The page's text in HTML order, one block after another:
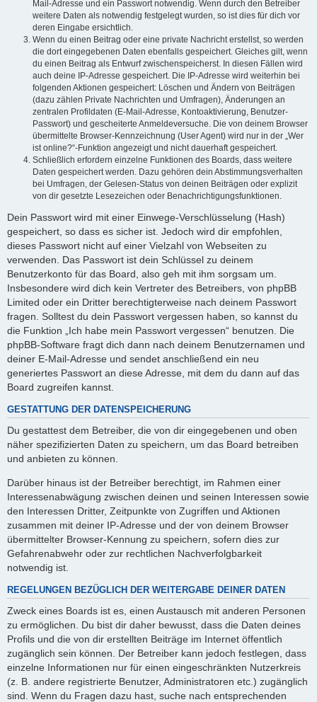
Mail-Adresse und ein Passwort notwendig. Wenn durch den Betreiber
weitere Daten als notwendig festgelegt wurden, so ist dies für dich vor
deren Eingabe ersichtlich.
Wenn du einen Beitrag oder eine private Nachricht erstellst, so werden
die dort eingegebenen Daten ebenfalls gespeichert. Gleiches gilt, wenn
du einen Beitrag als Entwurf zwischenspeicherst. In diesen Fällen wird
auch deine IP-Adresse gespeichert. Die IP-Adresse wird weiterhin bei
folgenden Aktionen gespeichert: Löschen und Ändern von Beiträgen
(dazu zählen Private Nachrichten und Umfragen), Änderungen an
zentralen Profildaten (E-Mail-Adresse, Kontoaktivierung, Benutzer-
Passwort) und gescheiterte Anmeldeversuche. Die von deinem Browser
übermittelte Browser-Kennzeichnung (User Agent) wird nur in der „Wer
ist online?“-Funktion angezeigt und nicht dauerhaft gespeichert.
Schließlich erfordern einzelne Funktionen des Boards, dass weitere
Daten gespeichert werden. Dazu gehören dein Abstimmungsverhalten
bei Umfragen, der Gelesen-Status von deinen Beiträgen oder explizit
von dir gesetzte Lesezeichen oder Benachrichtigungsfunktionen.
Dein Passwort wird mit einer Einwege-Verschlüsselung (Hash)
gespeichert, so dass es sicher ist. Jedoch wird dir empfohlen,
dieses Passwort nicht auf einer Vielzahl von Webseiten zu
verwenden. Das Passwort ist dein Schlüssel zu deinem
Benutzerkonto für das Board, also geh mit ihm sorgsam um.
Insbesondere wird dich kein Vertreter des Betreibers, von phpBB
Limited oder ein Dritter berechtigterweise nach deinem Passwort
fragen. Solltest du dein Passwort vergessen haben, so kannst du
die Funktion „Ich habe mein Passwort vergessen“ benutzen. Die
phpBB-Software fragt dich dann nach deinem Benutzernamen und
deiner E-Mail-Adresse und sendet anschließend ein neu
generiertes Passwort an diese Adresse, mit dem du dann auf das
Board zugreifen kannst.
GESTATTUNG DER DATENSPEICHERUNG
Du gestattest dem Betreiber, die von dir eingegebenen und oben
näher spezifizierten Daten zu speichern, um das Board betreiben
und anbieten zu können.
Darüber hinaus ist der Betreiber berechtigt, im Rahmen einer
Interessenabwägung zwischen deinen und seinen Interessen sowie
den Interessen Dritter, Zeitpunkte von Zugriffen und Aktionen
zusammen mit deiner IP-Adresse und der von deinem Browser
übermittelter Browser-Kennung zu speichern, sofern dies zur
Gefahrenabwehr oder zur rechtlichen Nachverfolgbarkeit
notwendig ist.
REGELUNGEN BEZÜGLICH DER WEITERGABE DEINER DATEN
Zweck eines Boards ist es, einen Austausch mit anderen Personen
zu ermöglichen. Du bist dir daher bewusst, dass die Daten deines
Profils und die von dir erstellten Beiträge im Internet öffentlich
zugänglich sein können. Der Betreiber kann jedoch festlegen, dass
einzelne Informationen nur für einen eingeschränkten Nutzerkreis
(z. B. andere registrierte Benutzer, Administratoren etc.) zugänglich
sind. Wenn du Fragen dazu hast, suche nach entsprechenden